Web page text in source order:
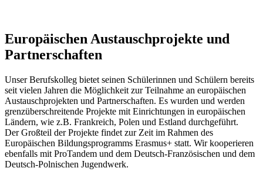
Europäischen Austauschprojekte und
Partnerschaften
Unser Berufskolleg bietet seinen Schülerinnen und Schülern bereits
seit vielen Jahren die Möglichkeit zur Teilnahme an europäischen
Austauschprojekten und Partnerschaften. Es wurden und werden
grenzüberschreitende Projekte mit Einrichtungen in europäischen
Ländern, wie z.B. Frankreich, Polen und Estland durchgeführt.
Der Großteil der Projekte findet zur Zeit im Rahmen des
Europäischen Bildungsprogramms Erasmus+ statt. Wir kooperieren
ebenfalls mit ProTandem und dem Deutsch-Französischen und dem
Deutsch-Polnischen Jugendwerk.